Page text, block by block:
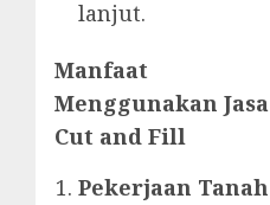
lanjut.
Manfaat
Menggunakan Jasa
Cut and Fill
Pekerjaan Tanah